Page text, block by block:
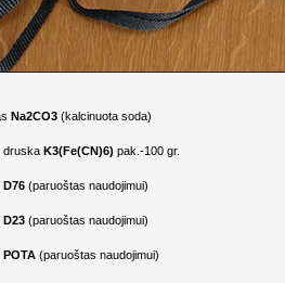
Na2CO3 (kalcinuota soda)
druskaK3(Fe(CN)6) pak.-100 gr.
D76 (paruoštas naudojimui)
D23 (paruoštas naudojimui)
POTA (paruoštas naudojimui)